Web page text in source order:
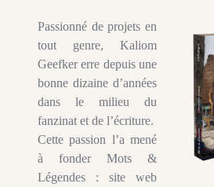
Passionné de projets en
tout genre, Kaliom
Geefker erre depuis une
bonne dizaine d’années
dans le milieu du
fanzinat et de l’écriture.
Cette passion l’a mené
à fonder Mots &
Légendes : site web